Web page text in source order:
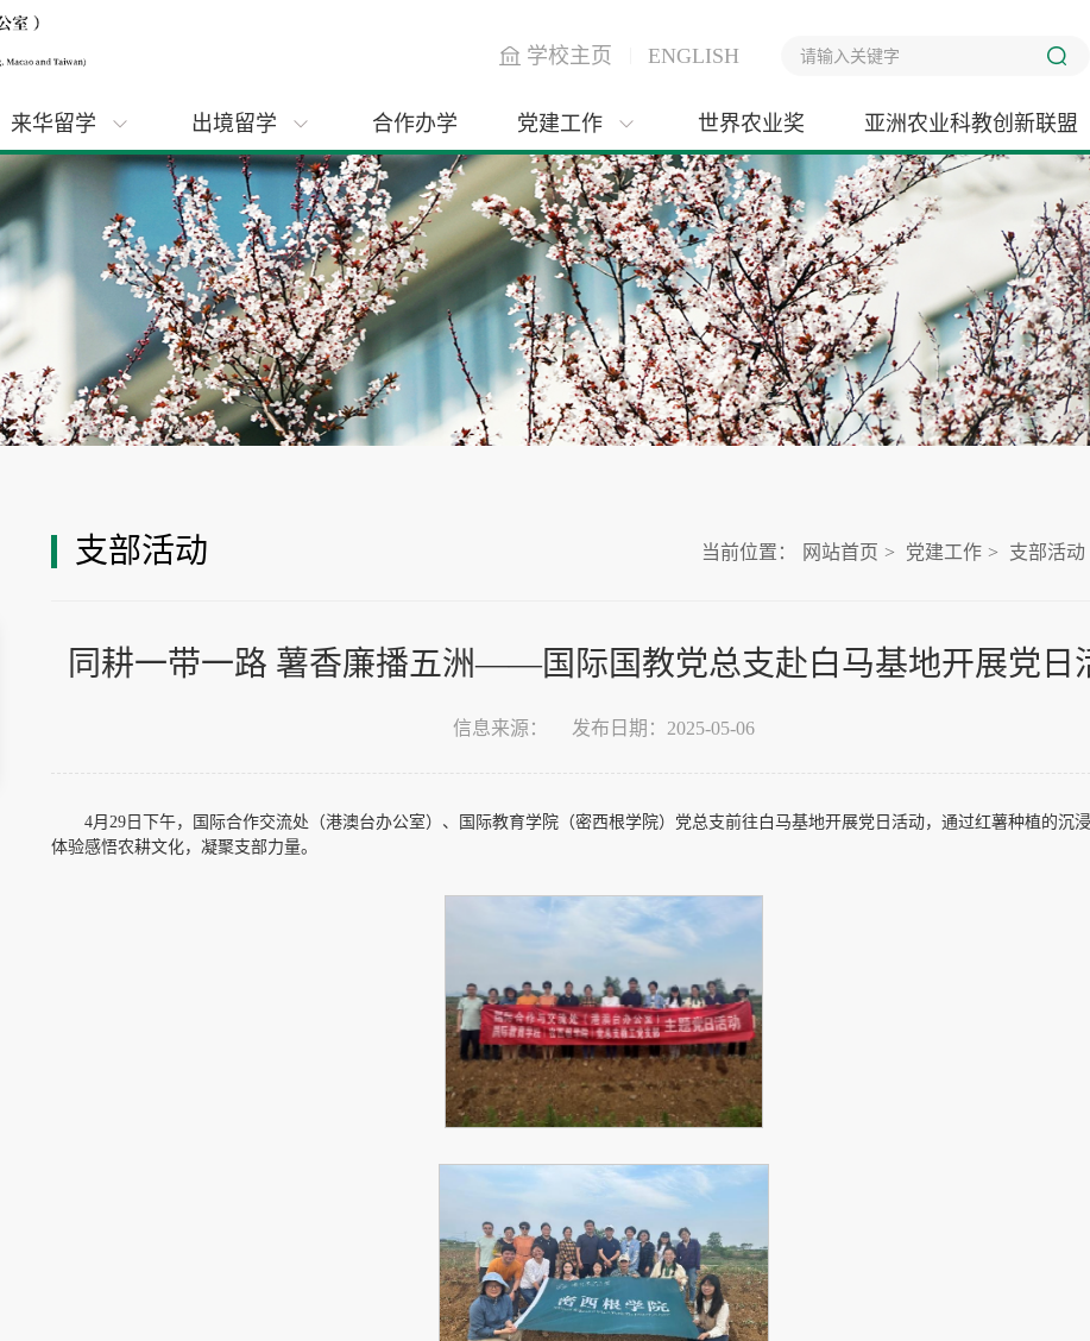
学校主页 ENGLISH
来华留学 出境留学 合作办学 党建工作 世界农业奖 亚洲农业科教创新联盟
支部活动 当前位置： 网站首页 > 党建工作 > 支部活动
同耕一带一路 薯香廉播五洲——国际国教党总支赴白马基地开展党日
信息来源： 发布日期：2025-05-06
4月29日下午，国际合作交流处（港澳台办公室）、国际教育学院（密西根学院）党总支前往白马基地开展党日活动，通过红薯种植的沉
体验感悟农耕文化，凝聚支部力量。